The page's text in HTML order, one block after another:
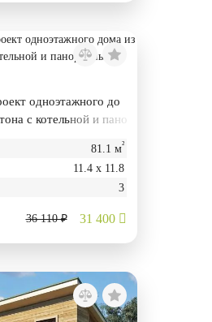
одноэтажного до
с котельной и пано
81.1 м²
11.4 х 11.8
3
36 110 ₽ 31 400